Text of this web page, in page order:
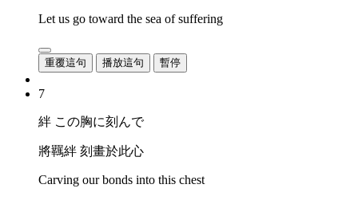
Let us go toward the sea of suffering
重覆這句 播放這句 暫停
7
絆 この胸に刻んで
將羈絆 刻畫於此心
Carving our bonds into this chest